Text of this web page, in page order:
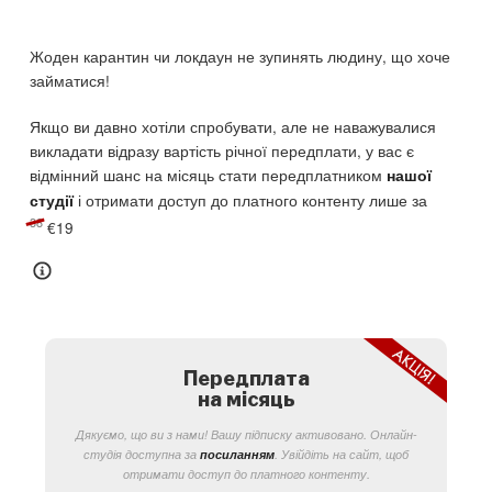
Жоден карантин чи локдаун не зупинять людину, що хоче
займатися!
Якщо ви давно хотіли спробувати, але не наважувалися
викладати відразу вартість річної передплати, у вас є
відмінний шанс на місяць стати передплатником нашої
студіїі отримати доступ до платного контенту лише за
38 Оригінальна ціна: €38.
€19
Передплата
на місяць
Дякуємо, що ви з нами! Вашу підписку активовано. Онлайн-
студія доступна за посиланням . Увійдіть на сайт, щоб
отримати доступ до платного контенту.